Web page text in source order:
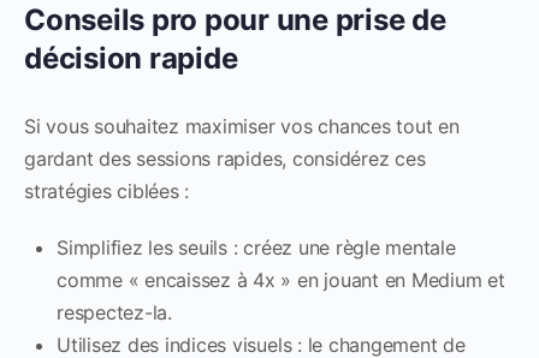
Conseils pro pour une prise de
décision rapide
Si vous souhaitez maximiser vos chances tout en
gardant des sessions rapides, considérez ces
stratégies ciblées :
Simplifiez les seuils : créez une règle mentale
comme « encaissez à 4x » en jouant en Medium et
respectez-la.
Utilisez des indices visuels : le changement de